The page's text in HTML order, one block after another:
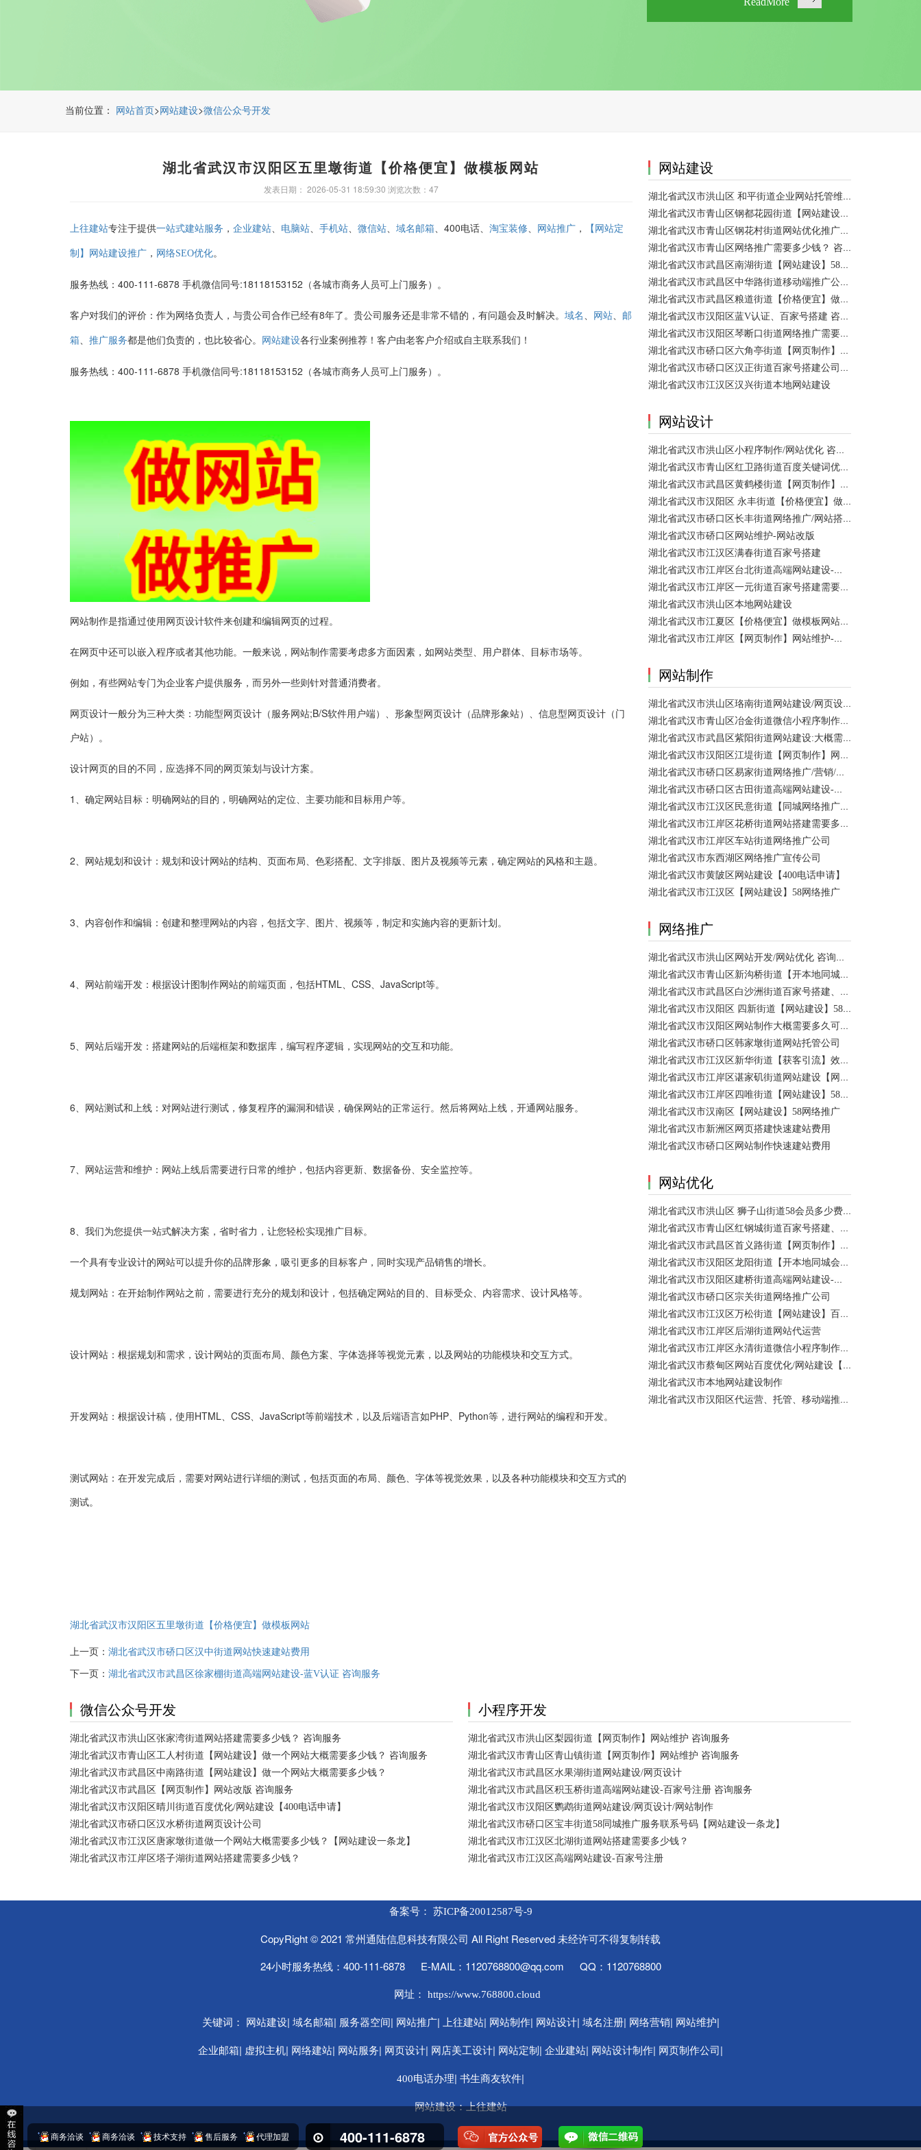
当前位置： 网站首页> 网站建设>微信公众号开发
湖北省武汉市汉阳区五里墩街道【价格便宜】做模板网站
发表日期： 2026-05-31 18:59:30 浏览次数：47
上往建站专注于提供一站式建站服务 ， 企业建站、 电脑站、 手机站、 微信站、 域名邮箱、400电话、 淘宝装修、 网站推广 ， 【网站定
制】网站建设推广 ， 网络SEO优化。
服务热线：400-111-6878 手机微信同号:18118153152（各城市商务人员可上门服务）。
客户对我们的评价：作为网络负责人，与贵公司合作已经有8年了。贵公司服务还是非常不错的，有问题会及时解决。 域名 、 网站、 邮
箱、 推广服务都是他们负责的，也比较省心。 网站建设各行业案例推荐！客户由老客户介绍或自主联系我们！
服务热线：400-111-6878 手机微信同号:18118153152（各城市商务人员可上门服务）。
网站制作是指通过使用网页设计软件来创建和编辑网页的过程。
在网页中还可以嵌入程序或者其他功能。一般来说，网站制作需要考虑多方面因素，如网站类型、用户群体、目标市场等。
例如，有些网站专门为企业客户提供服务，而另外一些则针对普通消费者。
网页设计一般分为三种大类：功能型网页设计（服务网站;B/S软件用户端）、形象型网页设计（品牌形象站）、信息型网页设计（门
户站）。
设计网页的目的不同，应选择不同的网页策划与设计方案。
1、确定网站目标：明确网站的目的，明确网站的定位、主要功能和目标用户等。
2、网站规划和设计：规划和设计网站的结构、页面布局、色彩搭配、文字排版、图片及视频等元素，确定网站的风格和主题。
3、内容创作和编辑：创建和整理网站的内容，包括文字、图片、视频等，制定和实施内容的更新计划。
4、网站前端开发：根据设计图制作网站的前端页面，包括HTML、CSS、JavaScript等。
5、网站后端开发：搭建网站的后端框架和数据库，编写程序逻辑，实现网站的交互和功能。
6、网站测试和上线：对网站进行测试，修复程序的漏洞和错误，确保网站的正常运行。然后将网站上线，开通网站服务。
7、网站运营和维护：网站上线后需要进行日常的维护，包括内容更新、数据备份、安全监控等。
8、我们为您提供一站式解决方案，省时省力，让您轻松实现推广目标。
一个具有专业设计的网站可以提升你的品牌形象，吸引更多的目标客户，同时实现产品销售的增长。
规划网站：在开始制作网站之前，需要进行充分的规划和设计，包括确定网站的目的、目标受众、内容需求、设计风格等。
设计网站：根据规划和需求，设计网站的页面布局、颜色方案、字体选择等视觉元素，以及网站的功能模块和交互方式。
开发网站：根据设计稿，使用HTML、CSS、JavaScript等前端技术，以及后端语言如PHP、Python等，进行网站的编程和开发。
测试网站：在开发完成后，需要对网站进行详细的测试，包括页面的布局、颜色、字体等视觉效果，以及各种功能模块和交互方式的
测试。
湖北省武汉市汉阳区五里墩街道【价格便宜】做模板网站
上一页： 湖北省武汉市硚口区汉中街道网站快速建站费用
下一页： 湖北省武汉市武昌区徐家棚街道高端网站建设-蓝V认证 咨询服务
网站建设
湖北省武汉市洪山区 和平街道企业网站托管维护/网站优化 咨询服务
湖北省武汉市青山区钢都花园街道【网站建设】做一个网站大概需要多少钱？ 咨询服务
湖北省武汉市青山区钢花村街道网站优化推广外包|小程序开发 咨询服务
湖北省武汉市青山区网络推广需要多少钱？ 咨询服务
湖北省武汉市武昌区南湖街道【网站建设】58网络推广
湖北省武汉市武昌区中华路街道移动端推广公司【网站建设一条龙】
湖北省武汉市武昌区粮道街道【价格便宜】做模板网站 咨询服务
湖北省武汉市汉阳区蓝V认证、百家号搭建 咨询服务
湖北省武汉市汉阳区琴断口街道网络推广需要多少钱？
湖北省武汉市硚口区六角亭街道【网页制作】网站维护
湖北省武汉市硚口区汉正街道百家号搭建公司【网站建设一条龙】
湖北省武汉市江汉区汉兴街道本地网站建设
网站设计
湖北省武汉市洪山区小程序制作/网站优化 咨询服务
湖北省武汉市青山区红卫路街道百度关键词优化排名、搜索推广 咨询服务
湖北省武汉市武昌区黄鹤楼街道【网页制作】网站维护
湖北省武汉市汉阳区 永丰街道【价格便宜】做模板网站 咨询服务
湖北省武汉市硚口区长丰街道网络推广/网站搭建需要多少钱？
湖北省武汉市硚口区网站维护-网站改版
湖北省武汉市江汉区满春街道百家号搭建
湖北省武汉市江岸区台北街道高端网站建设-【网站建设】做一个网站大概需要多少钱？
湖北省武汉市江岸区一元街道百家号搭建需要多少钱？
湖北省武汉市洪山区本地网站建设
湖北省武汉市江夏区【价格便宜】做模板网站需要多少钱？
湖北省武汉市江岸区【网页制作】网站维护-网站改版
网站制作
湖北省武汉市洪山区珞南街道网站建设/网页设计 咨询服务
湖北省武汉市青山区冶金街道微信小程序制作公司/网站制作 咨询服务
湖北省武汉市武昌区紫阳街道网站建设:大概需要多久可以制作好？
湖北省武汉市汉阳区江堤街道【网页制作】网站维护 咨询服务
湖北省武汉市硚口区易家街道网络推广/营销/宣传公司
湖北省武汉市硚口区古田街道高端网站建设-百家号注册
湖北省武汉市江汉区民意街道【同城网络推广】店铺推广
湖北省武汉市江岸区花桥街道网站搭建需要多少钱？
湖北省武汉市江岸区车站街道网络推广公司
湖北省武汉市东西湖区网络推广宣传公司
湖北省武汉市黄陂区网站建设【400电话申请】
湖北省武汉市江汉区【网站建设】58网络推广
网络推广
湖北省武汉市洪山区网站开发/网站优化 咨询服务
湖北省武汉市青山区新沟桥街道【开本地同城会员推广】百度推广费用 咨询服务
湖北省武汉市武昌区白沙洲街道百家号搭建、设置【网站建设一条龙】
湖北省武汉市汉阳区 四新街道【网站建设】58网络推广 咨询服务
湖北省武汉市汉阳区网站制作大概需要多久可以制作好？
湖北省武汉市硚口区韩家墩街道网站托管公司
湖北省武汉市江汉区新华街道【获客引流】效果好价格便宜网络推广营销宣传公司
湖北省武汉市江岸区谌家矶街道网站建设【网页制作】网站维护-网站改版
湖北省武汉市江岸区四唯街道【网站建设】58网络推广
湖北省武汉市汉南区【网站建设】58网络推广
湖北省武汉市新洲区网页搭建快速建站费用
湖北省武汉市硚口区网站制作快速建站费用
网站优化
湖北省武汉市洪山区 狮子山街道58会员多少费用？ 咨询服务
湖北省武汉市青山区红钢城街道百家号搭建、设置、代运营 咨询服务
湖北省武汉市武昌区首义路街道【网页制作】网站维护-网站改版
湖北省武汉市汉阳区龙阳街道【开本地同城会员推广】百度推广费用 咨询服务
湖北省武汉市汉阳区建桥街道高端网站建设-百家号注册、蓝V认证
湖北省武汉市硚口区宗关街道网络推广公司
湖北省武汉市江汉区万松街道【网站建设】百度关键词优化排名
湖北省武汉市江岸区后湖街道网站代运营
湖北省武汉市江岸区永清街道微信小程序制作公司
湖北省武汉市蔡甸区网站百度优化/网站建设【400电话申请】
湖北省武汉市本地网站建设制作
湖北省武汉市汉阳区代运营、托管、移动端推广公司【网站建设一条龙】
微信公众号开发
湖北省武汉市洪山区张家湾街道网站搭建需要多少钱？ 咨询服务
湖北省武汉市青山区工人村街道【网站建设】做一个网站大概需要多少钱？ 咨询服务
湖北省武汉市武昌区中南路街道【网站建设】做一个网站大概需要多少钱？
湖北省武汉市武昌区【网页制作】网站改版 咨询服务
湖北省武汉市汉阳区晴川街道百度优化/网站建设【400电话申请】
湖北省武汉市硚口区汉水桥街道网页设计公司
湖北省武汉市江汉区唐家墩街道做一个网站大概需要多少钱？【网站建设一条龙】
湖北省武汉市江岸区塔子湖街道网站搭建需要多少钱？
小程序开发
湖北省武汉市洪山区梨园街道【网页制作】网站维护 咨询服务
湖北省武汉市青山区青山镇街道【网页制作】网站维护 咨询服务
湖北省武汉市武昌区水果湖街道网站建设/网页设计
湖北省武汉市武昌区积玉桥街道高端网站建设-百家号注册 咨询服务
湖北省武汉市汉阳区鹦鹉街道网站建设/网页设计/网站制作
湖北省武汉市硚口区宝丰街道58同城推广服务联系号码【网站建设一条龙】
湖北省武汉市江汉区北湖街道网站搭建需要多少钱？
湖北省武汉市江汉区高端网站建设-百家号注册
备案号： 苏ICP备20012587号-9
CopyRight © 2021 常州通陆信息科技有限公司 All Right Reserved 未经许可不得复制转载
24小时服务热线：400-111-6878 E-MAIL：1120768800@qq.com QQ：1120768800
网址：
https://www.768800.cloud
关键词： 网站建设| 域名邮箱| 服务器空间| 网站推广| 上往建站| 网站制作| 网站设计| 域名注册| 网络营销| 网站维护|
企业邮箱| 虚拟主机| 网络建站| 网站服务| 网页设计| 网店美工设计| 网站定制 | 企业建站| 网站设计制作| 网页制作公司 |
400电话办理| 书生商友软件|
网站建设：上往建站
商务洽谈 商务洽谈 技术支持 售后服务 代理加盟 400-111-6878